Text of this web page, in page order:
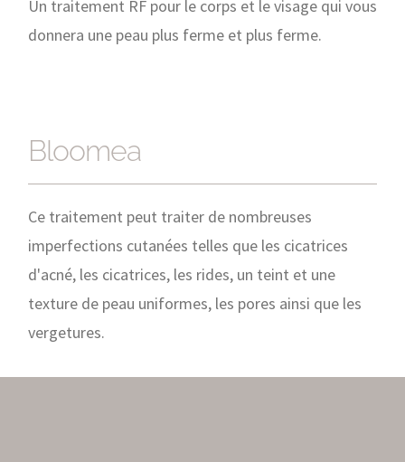
Un traitement RF pour le corps et le visage qui vous
donnera une peau plus ferme et plus ferme.
Bloomea
Ce traitement peut traiter de nombreuses
imperfections cutanées telles que les cicatrices
d'acné, les cicatrices, les rides, un teint et une
texture de peau uniformes, les pores ainsi que les
vergetures.